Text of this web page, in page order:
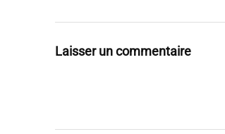
Laisser un commentaire